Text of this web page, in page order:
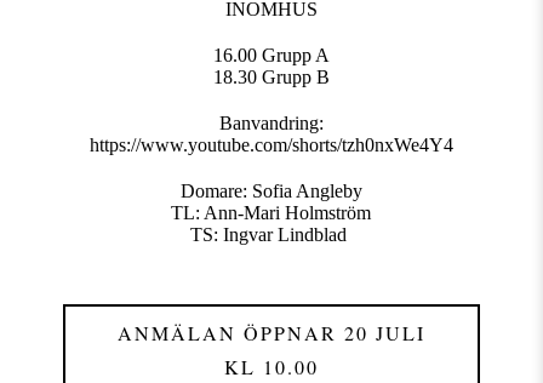
INOMHUS
16.00 Grupp A
18.30 Grupp B
Banvandring:
https://www.youtube.com/shorts/tzh0nxWe4Y4
Domare: Sofia Angleby
TL: Ann-Mari Holmström
TS: Ingvar Lindblad
ANMÄLAN ÖPPNAR 20 JULI
KL 10.00